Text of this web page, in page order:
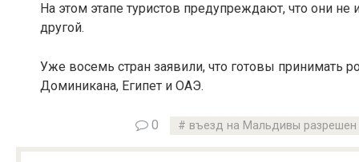
На этом этапе туристов предупреждают, что они
другой.
Уже восемь стран заявили, что готовы принимать
Доминикана, Египет и ОАЭ.
0 въезд на Мальдивы разрешен